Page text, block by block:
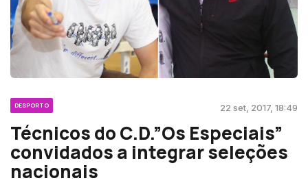
DESPORTO 22 set, 2017, 18:49
Técnicos do C.D.”Os Especiais”
convidados a integrar seleções
nacionais